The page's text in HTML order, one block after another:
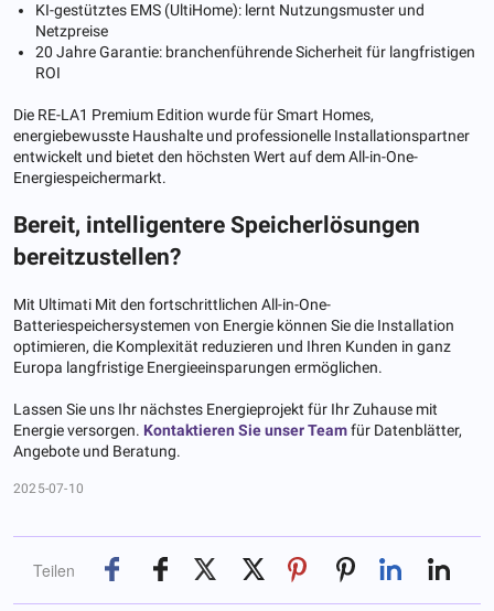
KI-gestütztes EMS (UltiHome): lernt Nutzungsmuster und
Netzpreise
20 Jahre Garantie: branchenführende Sicherheit für langfristigen
ROI
Die RE-LA1 Premium Edition wurde für Smart Homes,
energiebewusste Haushalte und professionelle Installationspartner
entwickelt und bietet den höchsten Wert auf dem All-in-One-
Energiespeichermarkt.
Bereit, intelligentere Speicherlösungen
bereitzustellen?
Mit Ultimati Mit den fortschrittlichen All-in-One-
Batteriespeichersystemen von Energie können Sie die Installation
optimieren, die Komplexität reduzieren und Ihren Kunden in ganz
Europa langfristige Energieeinsparungen ermöglichen.
Lassen Sie uns Ihr nächstes Energieprojekt für Ihr Zuhause mit
Energie versorgen. Kontaktieren Sie unser Teamfür Datenblätter,
Angebote und Beratung.
2025-07-10
Teilen